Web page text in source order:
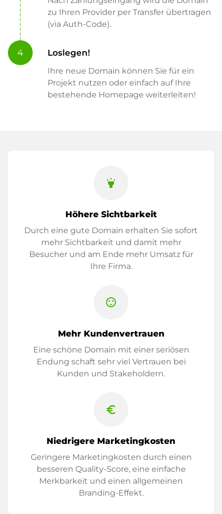
zu Ihren Provider per Transfer übertragen
(via Auth-Code).
4 Loslegen!
Ihre neue Domain können Sie für ein
Projekt nutzen oder einfach auf Ihre
bestehende Homepage weiterleiten!
highlight
Höhere Sichtbarkeit
Durch eine gute Domain erhalten Sie sofort
mehr Sichtbarkeit und damit mehr
Besucher und am Ende mehr Umsatz für
Ihre Firma.
sentiment_satisfied
Mehr Kundenvertrauen
Eine schöne Domain mit einer seriösen
Endung schaft sehr viel Vertrauen bei
Kunden und Stakeholdern.
euro_symbol
Niedrigere Marketingkosten
Geringere Marketingkosten durch einen
besseren Quality-Score, eine einfache
Merkbarkeit und einen allgemeinen
Branding-Effekt.